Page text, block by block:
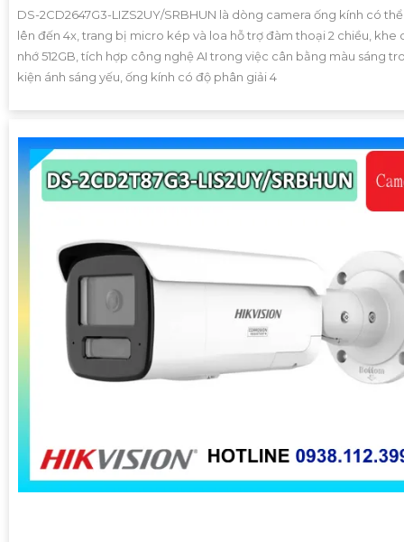
DS-2CD2647G3-LIZS2UY/SRBHUN là dòng camera ống kính có
lên đến 4x, trang bị micro kép và loa hỗ trợ đàm thoại 2 chiều, khe
nhớ 512GB, tích hợp công nghệ AI trong việc cân bằng màu sáng
kiện ánh sáng yếu, ống kính có độ phân giải 4